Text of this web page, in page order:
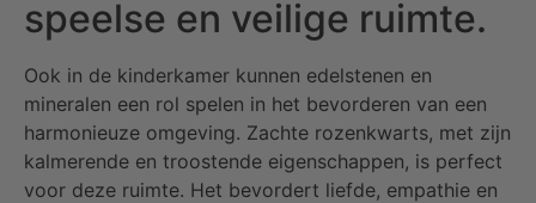
speelse en veilige ruimte.
Ook in de kinderkamer kunnen edelstenen en
mineralen een rol spelen in het bevorderen van een
harmonieuze omgeving. Zachte rozenkwarts, met zijn
kalmerende en troostende eigenschappen, is perfect
voor deze ruimte. Het bevordert liefde, empathie en